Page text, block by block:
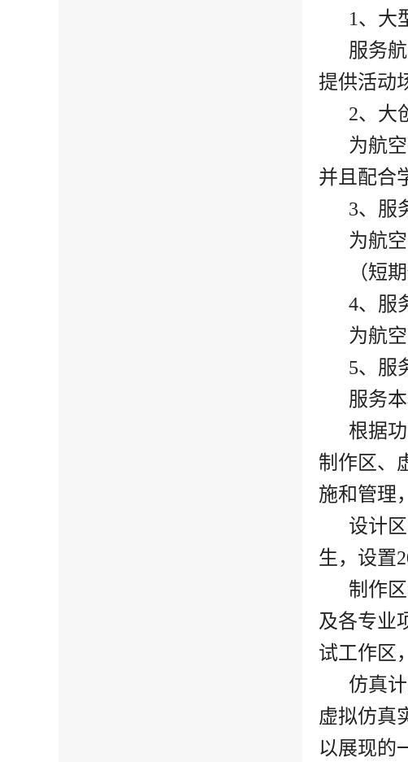
1、大
服务
提供活动
2、大
为航
并且配合
3、服
为航
（短
4、服
为航
5、服
服务
根据
制作区、
施和管理
设计
生，设置
制作
及各专业
试工作区
仿真
虚拟仿真
以展现的